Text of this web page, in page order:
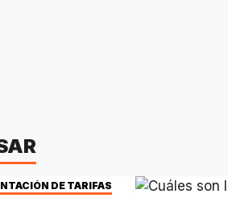
DE TARIFAS